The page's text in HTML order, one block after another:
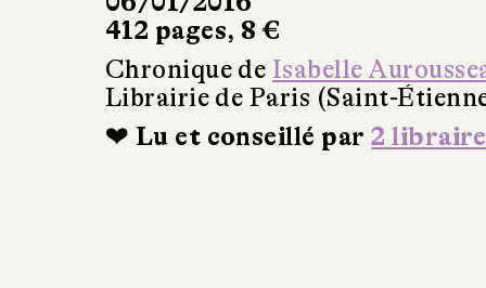
412 pages, 8 €
Chronique de Isabelle
Librairie de Paris (Saint-
❤ Lu et conseillé par2